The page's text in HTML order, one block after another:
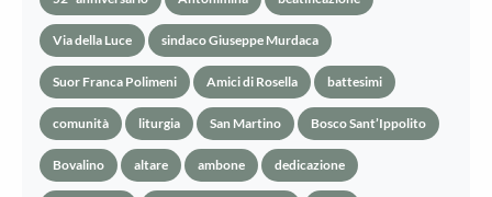
Via della Luce sindaco Giuseppe Murdaca
Suor Franca Polimeni Amici di Rosella battesimi
comunità liturgia San Martino Bosco Sant’Ippolito
Bovalino altare ambone dedicazione